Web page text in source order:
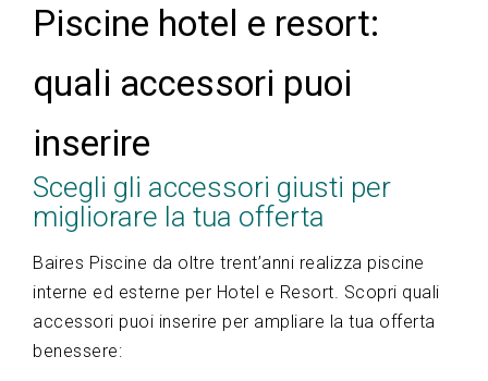
Piscine hotel e resort:
quali accessori puoi
inserire
Scegli gli accessori giusti per
migliorare la tua offerta
Baires Piscine da oltre trent’anni realizza piscine
interne ed esterne per Hotel e Resort. Scopri quali
accessori puoi inserire per ampliare la tua offerta
benessere: